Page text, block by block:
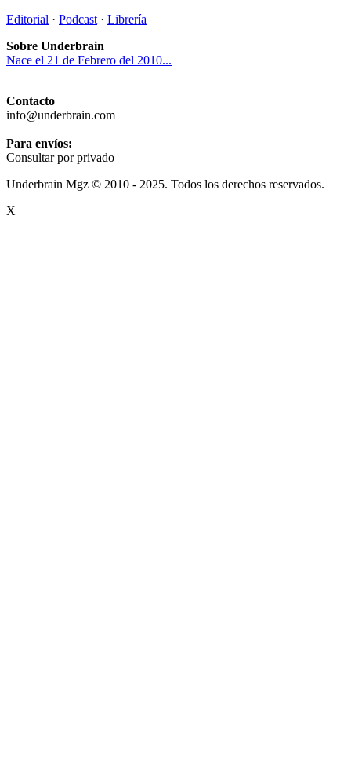
Editorial · Podcast · Librería
Sobre Underbrain
Nace el 21 de Febrero del 2010...
Contacto
info@underbrain.com
Para envíos:
Consultar por privado
Underbrain Mgz © 2010 - 2025. Todos los derechos reservados.
X